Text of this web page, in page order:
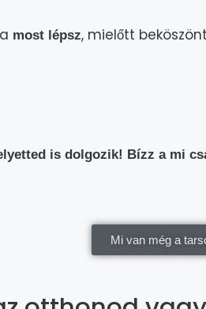
most lépsz, mielőtt
is dolgozik! Bízz a mi
Mi van még a